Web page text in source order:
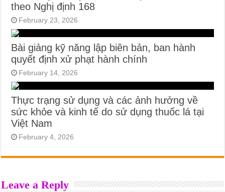
theo Nghị định 168
February 23, 2026
Bài giảng kỹ năng lập biên bản, ban hành
quyết định xử phạt hành chính
February 14, 2026
Thực trạng sử dụng và các ảnh hưởng về
sức khỏe và kinh tế do sử dụng thuốc lá tại
Việt Nam
February 4, 2026
Leave a Reply